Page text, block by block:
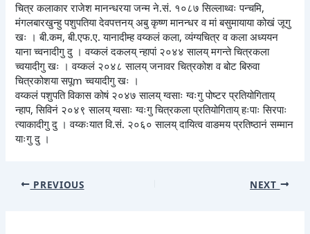
चित्र कलाकार राजेश मानन्धरया जन्म ने.सं. १०८७ सिल्लाथ्वः पन्चमि,
मंगलबारखुन्हु पशुपतिया देवपत्तनय् अबु कृष्ण मानन्धर व मां बसुमायाया कोखं जूगु
खः । बी.कम, बी.एफ.ए. यानादीम्ह वय्कलं कला, व्यंग्यचित्र व कला अध्ययन
याना च्वनादीगु दु । वय्कलं दकलय् न्हापां २०४४ सालय् मगन्ते चित्रकला
च्वयादीगु खः । वय्कलं २०४८ सालय् जनावर चित्रकोश व बोट बिरुवा
चित्रकोशया सपूm च्वयादीगु खः ।
वय्कलं पशुपति विकास कोषं २०४७ सालय् ग्वसाः ग्वःगु पोष्टर प्रतियोगिताय्
न्हाप, सिविनं २०४९ सालय् ग्वसाः ग्वःगु चित्रकला प्रतियोगिताय् हःपाः सिरपाः
त्याकादीगु दु । वय्कःयात वि.सं. २०६० सालय् दायित्व वाङमय प्रतिष्ठानं सम्मान
याःगु दु ।
PREVIOUS NEXT